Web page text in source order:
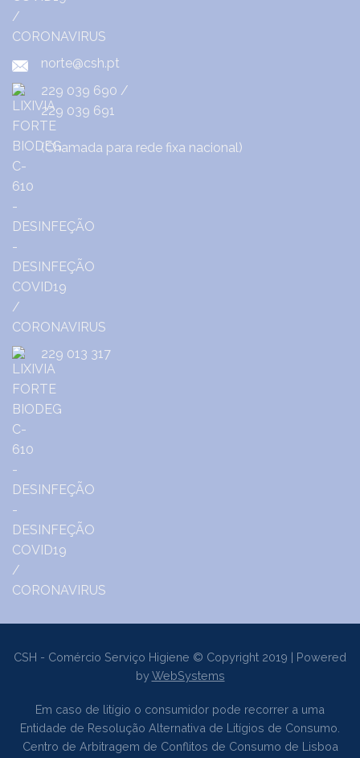
norte@csh.pt
229 039 690 /
229 039 691
(Chamada para rede fixa nacional)
229 013 317
CSH - Comércio Serviço Higiene © Copyright 2019 | Powered
byWebSystems
Em caso de litígio o consumidor pode recorrer a uma
Entidade de Resolução Alternativa de Litígios de Consumo.
Centro de Arbitragem de Conflitos de Consumo de Lisboa